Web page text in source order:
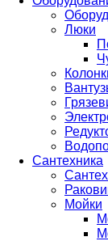
Люки
Сантехника
Мойки